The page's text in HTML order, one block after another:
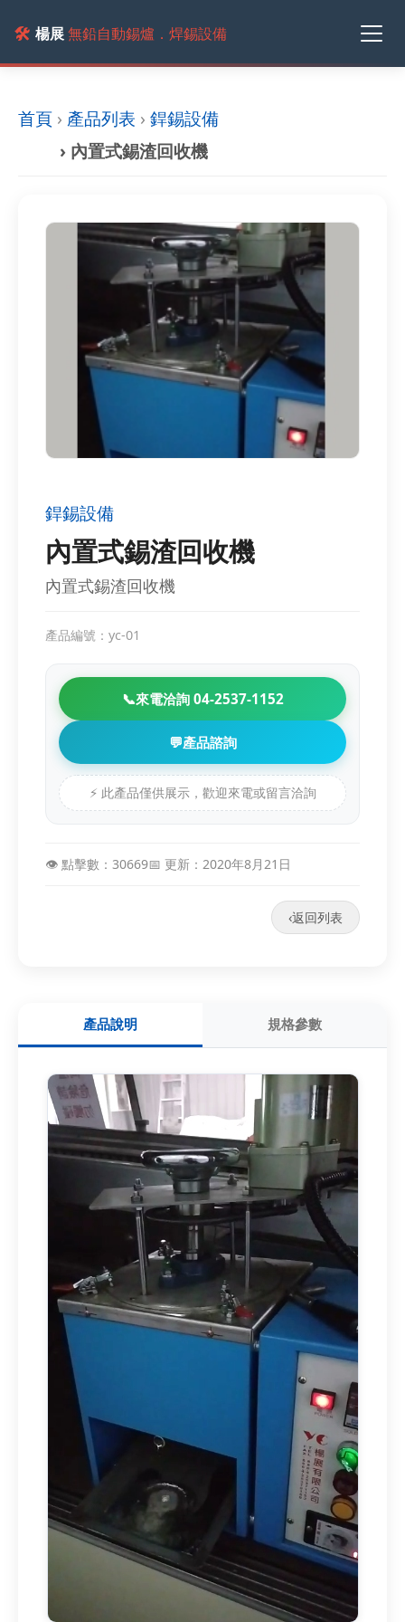
🛠️ 楊展無鉛自動錫爐．焊錫設備
首頁 › 產品列表 › 銲錫設備
› 內置式錫渣回收機
銲錫設備
內置式錫渣回收機
內置式錫渣回收機
產品編號：yc-01
📞來電洽詢 04-2537-1152
💬產品諮詢
⚡ 此產品僅供展示，歡迎來電或留言洽詢
👁️ 點擊數：30669📅 更新：2020年8月21日
‹返回列表
產品說明 規格參數